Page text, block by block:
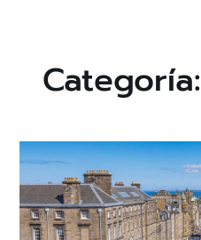
Categoría: